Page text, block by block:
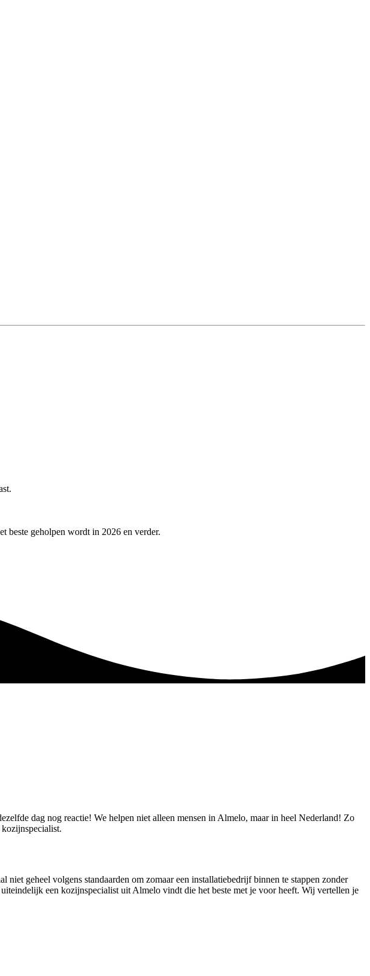
beste geholpen wordt in 2026 en verder.
dag nog reactie! We helpen niet alleen mensen in Almelo, maar in heel Nederland! Zo
geheel volgens standaarden om zomaar een installatiebedrijf binnen te stappen zonder
een kozijnspecialist uit Almelo vindt die het beste met je voor heeft. Wij vertellen je